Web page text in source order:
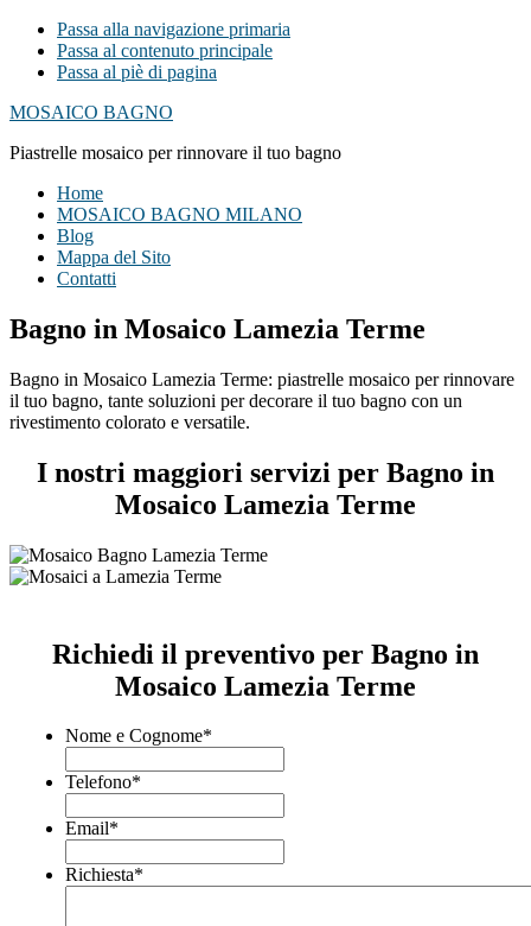
Passa alla navigazione primaria
Passa al contenuto principale
Passa al piè di pagina
MOSAICO BAGNO
Piastrelle mosaico per rinnovare il tuo bagno
Home
MOSAICO BAGNO MILANO
Blog
Mappa del Sito
Contatti
Bagno in Mosaico Lamezia Terme
Bagno in Mosaico Lamezia Terme: piastrelle mosaico per rinnovare
il tuo bagno, tante soluzioni per decorare il tuo bagno con un
rivestimento colorato e versatile.
I nostri maggiori servizi per Bagno in
Mosaico Lamezia Terme
Richiedi il preventivo per Bagno in
Mosaico Lamezia Terme
Nome e Cognome*
Telefono*
Email*
Richiesta*